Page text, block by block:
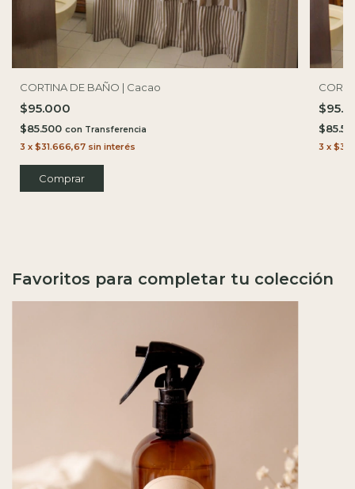
CORTINA DE BAÑO | Cacao
$95.000
$85.500 con
3 x $31.666,67 sin interés 3 x
Favoritos para completar tu colección